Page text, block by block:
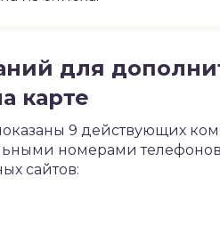
для
карте
9 действующих
номерами
сайтов: